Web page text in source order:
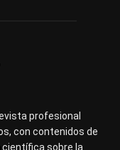
profesional
con contenidos de
sobre la